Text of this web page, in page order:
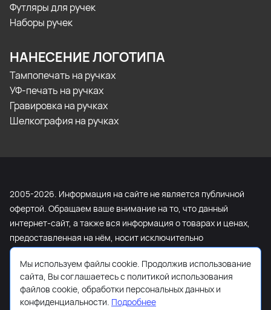
Футляры для ручек
Наборы ручек
НАНЕСЕНИЕ ЛОГОТИПА
Тампопечать на ручках
УФ-печать на ручках
Гравировка на ручках
Шелкография на ручках
2005-2026. Информация на сайте не является публичной
офертой. Обращаем ваше внимание на то, что данный
интернет-сайт, а также вся информация о товарах и ценах,
предоставленная на нём, носит исключительно
информационный характер и ни при каких условиях не
является публичной офертой, определяемой положениями
Статьи 437 Гражданского кодекса Российской Федерации.
Для получения подробной информации о наличии и
Мы используем файлы cookie. Продолжив использование
сайта, Вы соглашаетесь с политикой использования
файлов cookie, обработки персональных данных и
конфиденциальности. Подробнее